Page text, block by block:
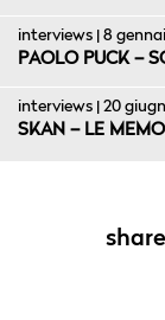
interviews | 8
PAOLO PUCK –
interviews | 20
SKAN – LE
share